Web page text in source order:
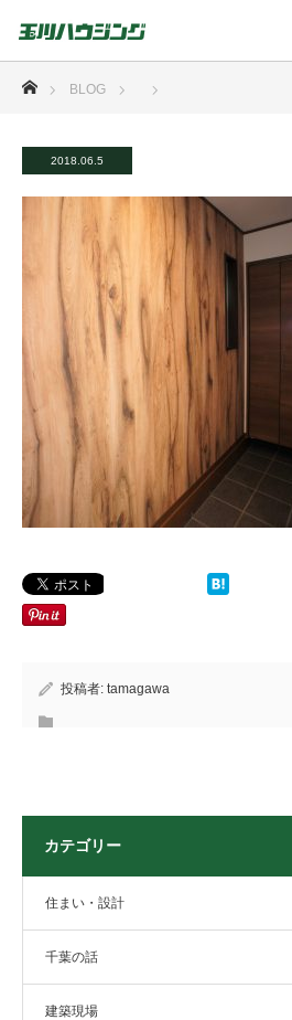
ホーム
BLOG
2018.06.5
投稿者: tamagawa
カテゴリー
住まい・設計
千葉の話
建築現場